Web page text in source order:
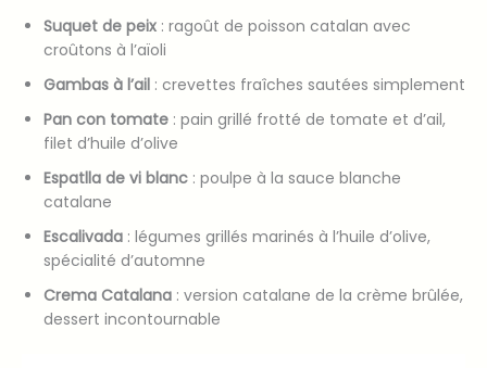
Suquet de peix : ragoût de poisson catalan avec
croûtons à l’aïoli
Gambas à l’ail : crevettes fraîches sautées simplement
Pan con tomate : pain grillé frotté de tomate et d’ail,
filet d’huile d’olive
Espatlla de vi blanc : poulpe à la sauce blanche
catalane
Escalivada : légumes grillés marinés à l’huile d’olive,
spécialité d’automne
Crema Catalana : version catalane de la crème brûlée,
dessert incontournable